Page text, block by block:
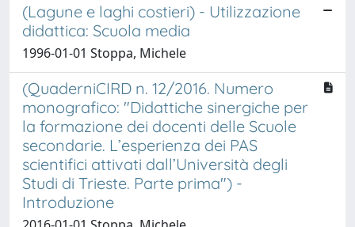
(Lagune e laghi costieri) - Utilizzazione
didattica: Scuola media
1996-01-01 Stoppa, Michele
(QuaderniCIRD n. 12/2016. Numero
monografico: "Didattiche sinergiche per
la formazione dei docenti delle Scuole
secondarie. L’esperienza dei PAS
scientifici attivati dall’Università degli
Studi di Trieste. Parte prima") -
Introduzione